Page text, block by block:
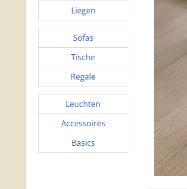
Liegen
Sofas
Tische
Regale
Leuchten
Accessoires
Basics